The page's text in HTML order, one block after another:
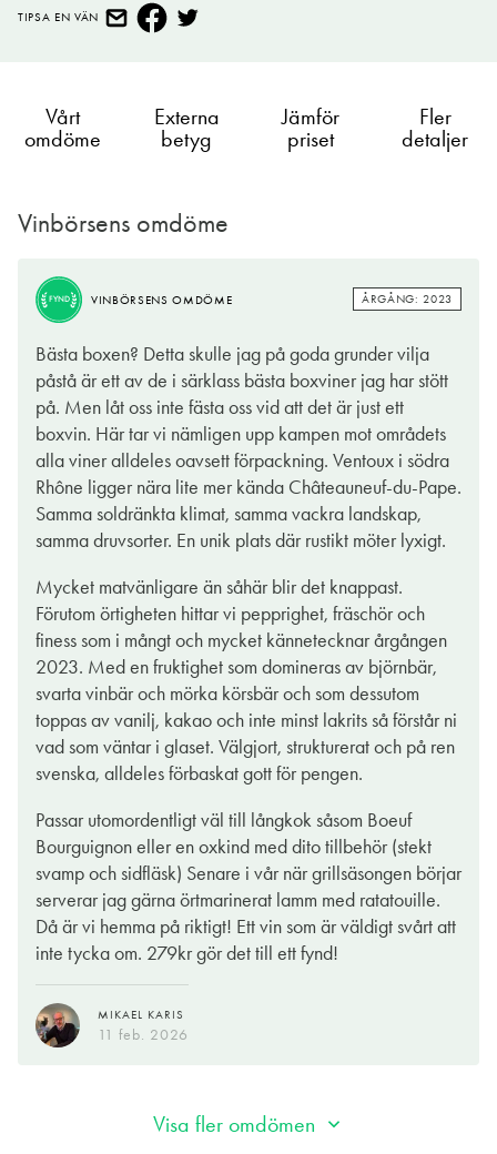
TIPSA EN VÄN
Vårt
omdöme
Externa
betyg
Jämför
priset
Fler
detaljer
Vinbörsens omdöme
FYND VINBÖRSENS OMDÖME ÅRGÅNG: 2023
Bästa boxen? Detta skulle jag på goda grunder vilja
påstå är ett av de i särklass bästa boxviner jag har stött
på. Men låt oss inte fästa oss vid att det är just ett
boxvin. Här tar vi nämligen upp kampen mot områdets
alla viner alldeles oavsett förpackning. Ventoux i södra
Rhône ligger nära lite mer kända Châteauneuf-du-Pape.
Samma soldränkta klimat, samma vackra landskap,
samma druvsorter. En unik plats där rustikt möter lyxigt.
Mycket matvänligare än såhär blir det knappast.
Förutom örtigheten hittar vi pepprighet, fräschör och
finess som i mångt och mycket kännetecknar årgången
2023. Med en fruktighet som domineras av björnbär,
svarta vinbär och mörka körsbär och som dessutom
toppas av vanilj, kakao och inte minst lakrits så förstår ni
vad som väntar i glaset. Välgjort, strukturerat och på ren
svenska, alldeles förbaskat gott för pengen.
Passar utomordentligt väl till långkok såsom Boeuf
Bourguignon eller en oxkind med dito tillbehör (stekt
svamp och sidfläsk) Senare i vår när grillsäsongen börjar
serverar jag gärna örtmarinerat lamm med ratatouille.
Då är vi hemma på riktigt! Ett vin som är väldigt svårt att
inte tycka om. 279kr gör det till ett fynd!
MIKAEL KARIS
11 feb. 2026
FYND VINBÖRSENS OMDÖME
också ett naturskyddat vindistrikt som utgör själva sinnebilden
av den romantiska vingården på landet. Omgiven av ändlösa
rader av lavendel och den dammiga buskvegetationen
’garrigue’ med vilda örter som ger vinerna i Côtes du Rhône en
omisskännlig prägel. Så klart längtar vi alla dit och en försmak
får du här i ett av de mest ambitiösa och seriösa boxvinerna på
den svenska vinlistan.
att det är ett vin som i första hand smakar av druvans jästa saft.
Visst kan det sätta fantasin i gungning, men själv väljer jag
hellre klassisk vinterminologi som säger att bouqueten är öppen
och utvecklad, stor och rymlig med markerade fruktaromer och
en tydlig, aptitretande skalton som skärper intrycket av detta är
ett vin för den goda matens skull.
Intrycket bevisas i smaken som förvisso är stringent, men
ligger i full balans med en varm, generös eftersmak. Visst är det
skönt med ett ’riktigt’ rödvin i box, där frukt- och garvsyra
spelar en avgörande roll och skapar förutsättningar för ett
ovanlig lyckat samspel med det du har på gaffeln. Ännu bättre
smakar det om du tappar upp vinet i en vacker karaff och
ställer in det i kylen en liten stund för att ge en behaglig svalka.
Se det som ett vardagsvin och då är det efterlängtat vid i
princip alla tillfällen då ett glas rött känns motiverat. Om
Ett definitivt fynd för en ringa slant, helt enkelt! Resultatet av
Visa fler omdömen